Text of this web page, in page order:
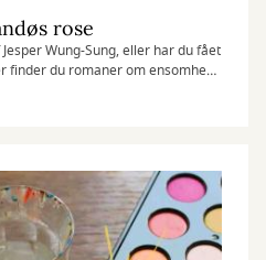
rose
Wung-Sung, eller har du fået
finder du romaner om ensomhed,
fra nye vinkler.